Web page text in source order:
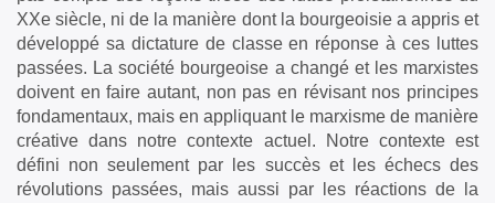
XXe siècle, ni de la manière dont la bourgeoisie a appris et
développé sa dictature de classe en réponse à ces luttes
passées. La société bourgeoise a changé et les marxistes
doivent en faire autant, non pas en révisant nos principes
fondamentaux, mais en appliquant le marxisme de manière
créative dans notre contexte actuel. Notre contexte est
défini non seulement par les succès et les échecs des
révolutions passées, mais aussi par les réactions de la